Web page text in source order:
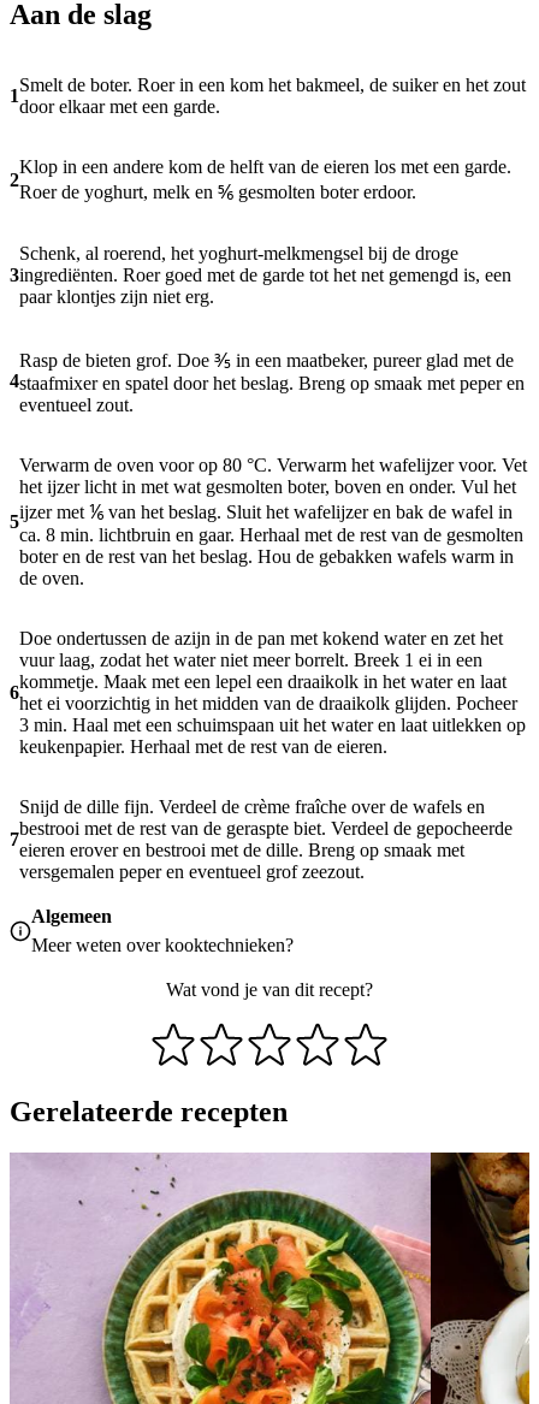
Aan de slag
1
Smelt de boter. Roer in een kom het bakmeel, de suiker en het zout
door elkaar met een garde.
2
Klop in een andere kom de helft van de eieren los met een garde.
Roer de yoghurt, melk en ⅚ gesmolten boter erdoor.
3
Schenk, al roerend, het yoghurt-melkmengsel bij de droge
ingrediënten. Roer goed met de garde tot het net gemengd is, een
paar klontjes zijn niet erg.
4
Rasp de bieten grof. Doe ⅗ in een maatbeker, pureer glad met de
staafmixer en spatel door het beslag. Breng op smaak met peper en
eventueel zout.
5
Verwarm de oven voor op 80 °C. Verwarm het wafelijzer voor. Vet
het ijzer licht in met wat gesmolten boter, boven en onder. Vul het
ijzer met ⅙ van het beslag. Sluit het wafelijzer en bak de wafel in
ca. 8 min. lichtbruin en gaar. Herhaal met de rest van de gesmolten
boter en de rest van het beslag. Hou de gebakken wafels warm in
de oven.
6
Doe ondertussen de azijn in de pan met kokend water en zet het
vuur laag, zodat het water niet meer borrelt. Breek 1 ei in een
kommetje. Maak met een lepel een draaikolk in het water en laat
het ei voorzichtig in het midden van de draaikolk glijden. Pocheer
3 min. Haal met een schuimspaan uit het water en laat uitlekken op
keukenpapier. Herhaal met de rest van de eieren.
7
Snijd de dille fijn. Verdeel de crème fraîche over de wafels en
bestrooi met de rest van de geraspte biet. Verdeel de gepocheerde
eieren erover en bestrooi met de dille. Breng op smaak met
versgemalen peper en eventueel grof zeezout.
Algemeen
Meer weten overkooktechnieken?
Wat vond je van dit recept?
Gerelateerde recepten